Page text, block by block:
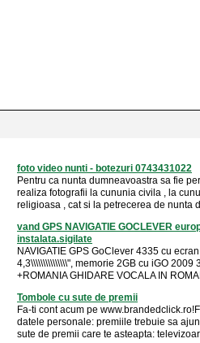
foto video nunti - botezuri 0743431022
Pentru ca nunta dumneavoastra sa fie
realiza fotografii la cununia civila , la
religioasa , cat si la petrecerea de nunta
vand GPS NAVIGATIE GOCLEVER
instalata.sigilate
NAVIGATIE GPS GoClever 4335 cu
4,3\\\\\\\\\\\\\\\", memorie 2GB cu iGO 2009
+ROMANIA GHIDARE VOCALA IN
Tombole cu sute de premii
Fa-ti cont acum pe
datele personale: premiile trebuie sa
sute de premii care te asteapta: